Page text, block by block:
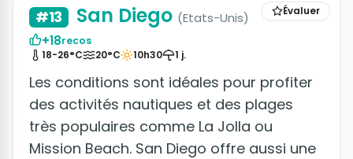
Évaluer
#13 San Diego (Etats-Unis)
+18recos
18-26°C
20°C 10h30 1 j.
Les conditions sont idéales pour profiter
des activités nautiques et des plages
très populaires comme La Jolla ou
Mission Beach. San Diego offre aussi une